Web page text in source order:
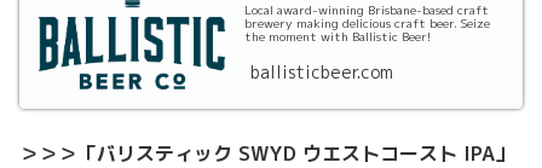
Local award-winning Brisbane-based craft
brewery making delicious craft beer. Seize
the moment with Ballistic Beer!
ballisticbeer.com
＞＞＞「バリスティック SWYD ウエストコースト IPA」